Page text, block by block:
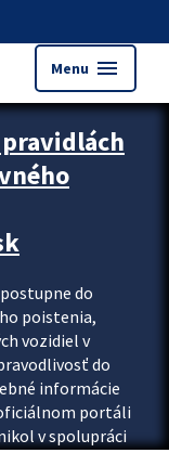
Menu menu
pravidlách
do
poistenia,
vozidiel v
do
informácie
portáli
v spolupráci